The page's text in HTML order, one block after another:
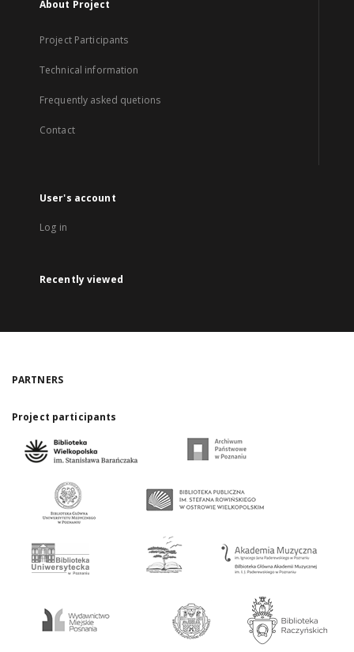
About Project
Project Participants
Technical information
Frequently asked quetions
Contact
User's account
Log in
Recently viewed
PARTNERS
Project participants